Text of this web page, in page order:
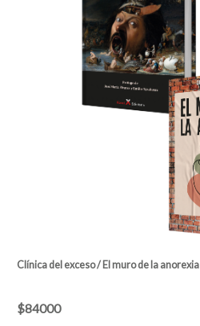
Clínica del exceso / El muro de la anorexia
$84000